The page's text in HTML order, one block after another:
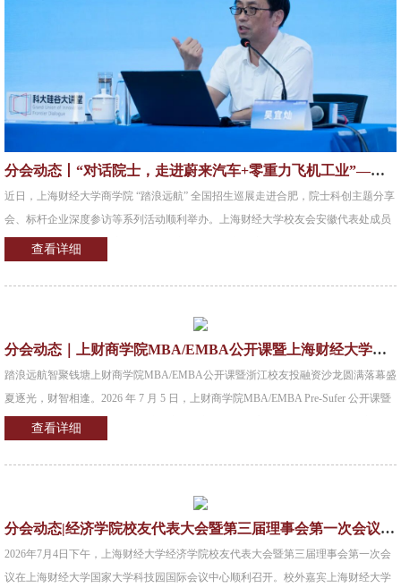
分会动态丨“对话院士，走进蔚来汽车+零重力飞机工业”——安徽代表处全面助力母校招生巡展
近日，上海财经大学商学院 “踏浪远航” 全国招生巡展走进合肥，院士科创主题分享
会、标杆企业深度参访等系列活动顺利举办。上海财经大学校友会安徽代表处成员
全程参与其中，走进中安创谷、走进新能源与低空经济龙头企业，以一线视角记录
动。一、院士开讲：解码硬核科技从研发到产业的创新之路7 月 2 日下午，院士科
分享。我们在现场深刻感受到，一场高规格的科创讲座，不仅是知识的传递，更是
格局的打开。吴
查看详细
分会动态｜上财商学院MBA/EMBA公开课暨上海财经大学校友会浙江代表处投融资沙龙圆满落幕！
踏浪远航智聚钱塘上财商学院MBA/EMBA公开课暨浙江校友投融资沙龙圆满落幕盛
夏逐光，财智相逢。2026 年 7 月 5 日，上财商学院MBA/EMBA Pre-Sufer 公开课暨
校友投融资沙龙（杭州站） 在杭州市钱江新城圆满收官。本次活动作为上财商学院
产业高地杭州，汇聚上财名师、行业大咖、在浙校友、创业者及投资精英，以学术
大学校友会浙江代表处投融资俱乐部
查看详细
分会动态|经济学院校友代表大会暨第三届理事会第一次会议顺利召开
2026年7月4日下午，上海财经大学经济学院校友代表大会暨第三届理事会第一次会
议在上海财经大学国家大学科技园国际会议中心顺利召开。校外嘉宾上海财经大学